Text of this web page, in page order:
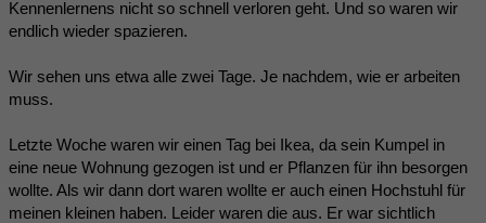
Kennenlernens nicht so schnell verloren geht. Und so waren wir
endlich wieder spazieren.
Wir sehen uns etwa alle zwei Tage. Je nachdem, wie er arbeiten
muss.
Letzte Woche waren wir einen Tag bei Ikea, da sein Kumpel in
eine neue Wohnung gezogen ist und er Pflanzen für ihn besorgen
wollte. Als wir dann dort waren wollte er auch einen Hochstuhl für
meinen kleinen haben. Leider waren die aus. Er war sichtlich